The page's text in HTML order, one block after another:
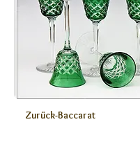
Zurück-Baccarat